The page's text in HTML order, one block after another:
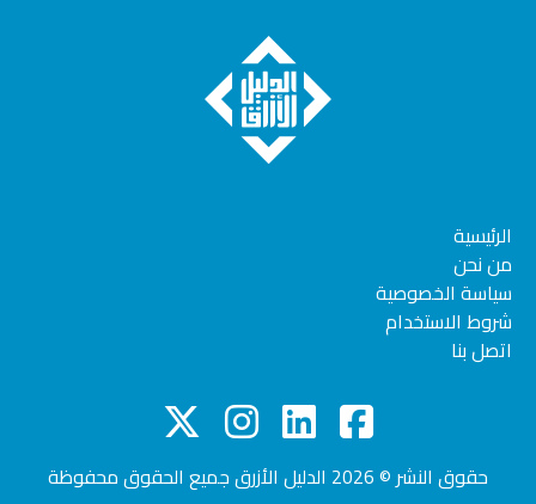
الرئيسية
من نحن
سياسة الخصوصية
شروط الاستخدام
اتصل بنا
حقوق النشر © 2026 الدليل الأزرقجميع الحقوق محفوظة